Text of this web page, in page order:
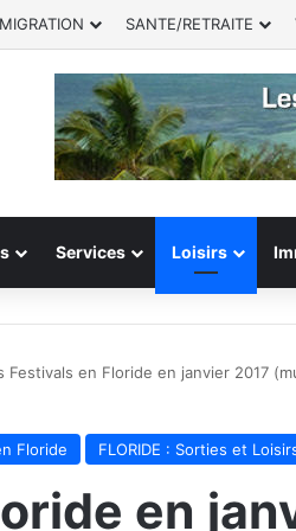
SANTE/RETRAITE
Services Loisirs
Festivals en Floride en janvier 2017
Floride FLORIDE : Sorties et
en